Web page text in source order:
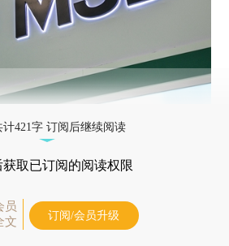
计421字 订阅后继续阅读
获取已订阅的阅读权限
员
文
订阅/会员升级